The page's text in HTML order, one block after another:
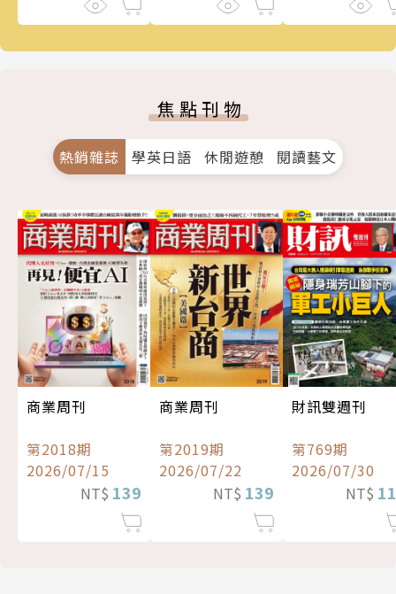
焦點刊物
熱銷雜誌 學英日語 休閒遊憩 閱讀藝文
商業周刊
第2018期
2026/07/15
NT$ 139
商業周刊
第2019期
2026/07/22
NT$ 139
財訊雙週刊
第769期
2026/07/30
NT$